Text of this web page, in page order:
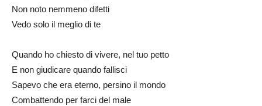
Non noto nemmeno difetti
Vedo solo il meglio di te
Quando ho chiesto di vivere, nel tuo petto
E non giudicare quando fallisci
Sapevo che era eterno, persino il mondo
Combattendo per farci del male